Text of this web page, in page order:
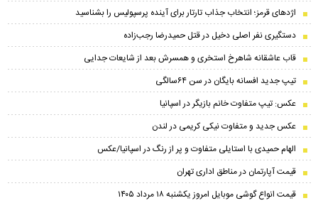
اژدهای قرمز؛ انتخاب جذاب تارتار برای آینده پرسپولیس را بشناسید
دستگیری نفر اصلی دخیل در قتل حمیدرضا رجب‌زاده
قاب عاشقانه شاهرخ استخری و همسرش بعد از شایعات جدایی
تیپ جدید افسانه بایگان در سن ۶۴سالگی
عکس: تیپ متفاوت خانم بازیگر در اسپانیا
عکس جدید و متفاوت نیکی کریمی در لندن
الهام حمیدی با استایلی متفاوت و پر از رنگ در اسپانیا/عکس
قیمت آپارتمان در مناطق اداری تهران
قیمت انواع گوشی موبایل امروز یکشنبه ۱۸ مرداد ۱۴۰۵